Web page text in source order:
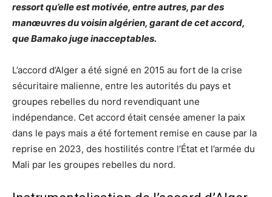
ressort qu’elle est motivée, entre autres, par des
manœuvres du voisin algérien, garant de cet accord,
que Bamako juge inacceptables.
L’accord d’Alger a été signé en 2015 au fort de la crise
sécuritaire malienne, entre les autorités du pays et
groupes rebelles du nord revendiquant une
indépendance. Cet accord était censée amener la paix
dans le pays mais a été fortement remise en cause par la
reprise en 2023, des hostilités contre l’État et l’armée du
Mali par les groupes rebelles du nord.